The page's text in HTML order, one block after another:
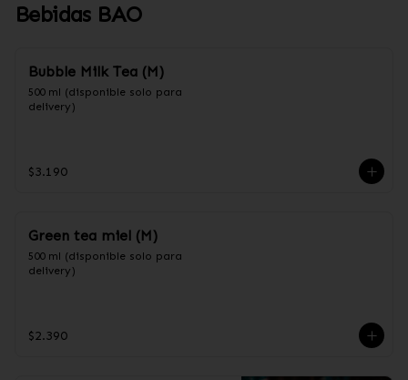
Bebidas BAO
Bubble Milk Tea (M)
500 ml (disponible solo para
delivery)
$3.190
Green tea miel (M)
500 ml (disponible solo para
delivery)
$2.390